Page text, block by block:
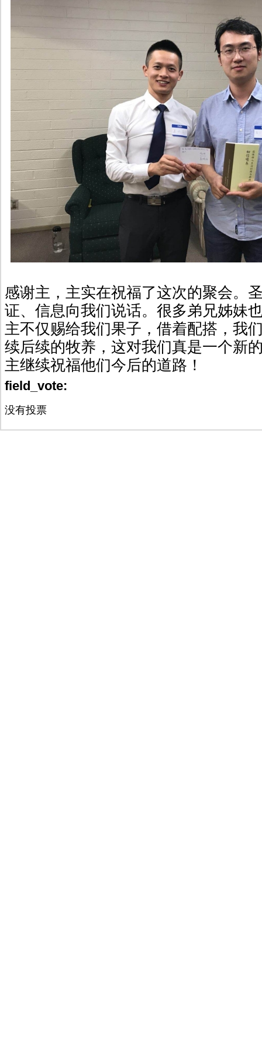
感谢主，主实在祝福了这次的聚会。
证、信息向我们说话。很多弟兄姊妹
主不仅赐给我们果子，借着配搭，我
续后续的牧养，这对我们真是一个新
主继续祝福他们今后的道路！
field_vote:
没有投票